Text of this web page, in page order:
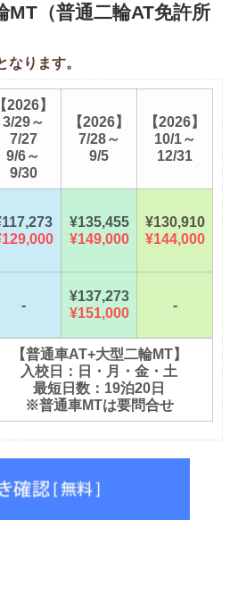
MT（普通二輪AT免許所
なります。
【2026】
3/29～
7/27
9/6～
9/30
【2026】
7/28～
9/5
【2026】
10/1～
12/31
¥135,455
¥149,000
¥130,910
¥144,000
-
¥137,273
¥151,000
-
【普通車AT+大型二輪MT】
入校日：日・月・金・土
最短日数：19泊20日
※普通車MTは要問合せ